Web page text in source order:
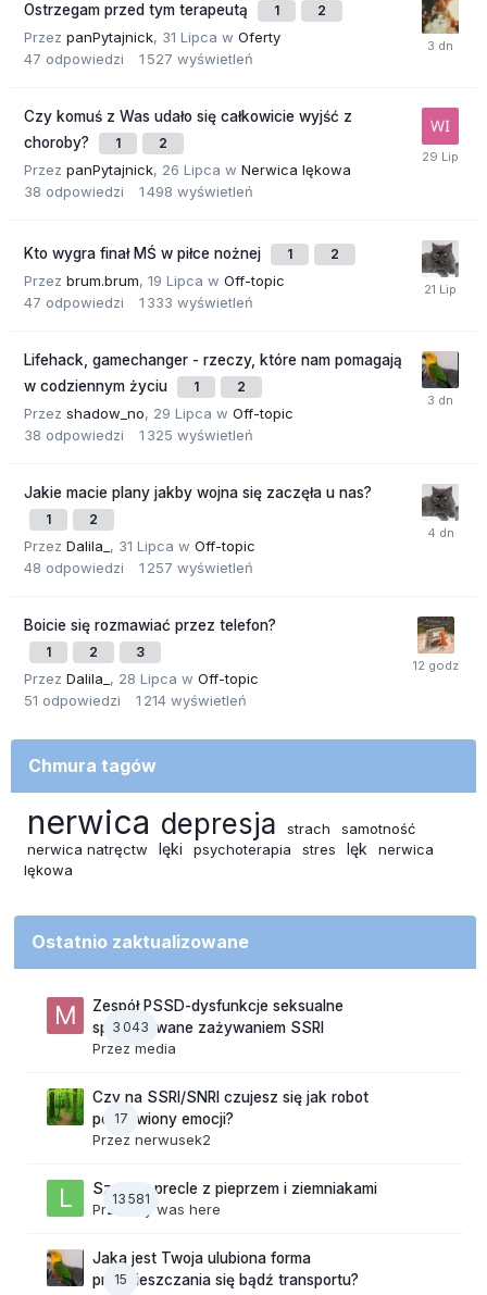
Ostrzegam przed tym terapeutą 1 2
Przez panPytajnick, 31 Lipca w Oferty
47 odpowiedzi 1 527 wyświetleń
Czy komuś z Was udało się całkowicie wyjść z
choroby?
1 2
Przez panPytajnick, 26 Lipca w Nerwica lękowa
38 odpowiedzi 1 498 wyświetleń
Kto wygra finał MŚ w piłce nożnej 1 2
Przez brum.brum, 19 Lipca w Off-topic
47 odpowiedzi 1 333 wyświetleń
Lifehack, gamechanger - rzeczy, które nam pomagają
w codziennym życiu
1 2
Przez shadow_no, 29 Lipca w Off-topic
38 odpowiedzi 1 325 wyświetleń
Jakie macie plany jakby wojna się zaczęła u nas?
1 2
Przez Dalila_ , 31 Lipca w Off-topic
48 odpowiedzi 1 257 wyświetleń
Boicie się rozmawiać przez telefon?
1 2 3
Przez Dalila_ , 28 Lipca w Off-topic
51 odpowiedzi 1 214 wyświetleń
Chmura tagów
nerwica depresja strach
samotność
nerwica natręctw
lęki psychoterapia stres lęk
nerwica
lękowa
Ostatnio zaktualizowane
3 043
Zespół PSSD-dysfunkcje seksualne
spowodowane zażywaniem SSRI
Przez media
17
Czy na SSRI/SNRI czujesz się jak robot
pozbawiony emocji?
Przez nerwusek2
13 581
Szalone precle z pieprzem i ziemniakami
Przezlily was here
15
Jaka jest Twoja ulubiona forma
przemieszczania się bądź transportu?